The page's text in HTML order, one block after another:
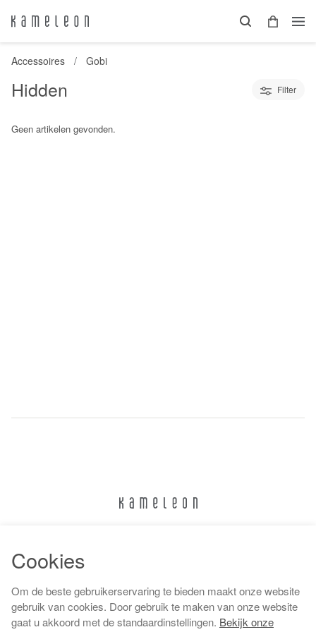
Accessoires Gobi
Hidden Filter
Geen artikelen gevonden.
Algemene voorwaarden
Cookies
Om de beste gebruikerservaring te bieden maakt onze website
gebruik van cookies. Door gebruik te maken van onze website
gaat u akkoord met de standaardinstellingen. Bekijk onze